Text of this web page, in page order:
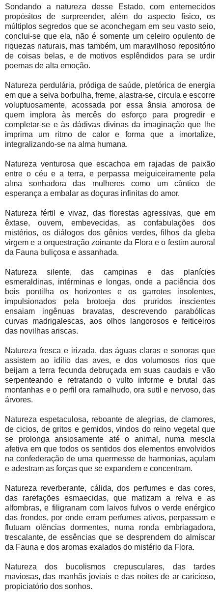
Sondando a natureza desse Estado, com enternecidos
propósitos de surpreender, além do aspecto físico, os
múltiplos segredos que se aconchegam em seu vasto seio,
conclui-se que ela, não é somente um celeiro opulento de
riquezas naturais, mas também, um maravilhoso repositório
de coisas belas, e de motivos esplêndidos para se urdir
poemas de alta emoção.
Natureza perdulária, pródiga de saúde, pletórica de energia
em que a seiva borbulha, freme, alastra-se, circula e escorre
voluptuosamente, acossada por essa ânsia amorosa de
quem implora às mercês do esforço para progredir e
completar-se e às dádivas divinas da imaginação que lhe
imprima um ritmo de calor e forma que a imortalize,
integralizando-se na alma humana.
Natureza venturosa que escachoa em rajadas de paixão
entre o céu e a terra, e perpassa meiguiceiramente pela
alma sonhadora das mulheres como um cântico de
esperança a embalar as doçuras infinitas do amor.
Natureza fértil e vivaz, das florestas agressivas, que em
êxtase, ouvem, embevecidas, as confabulações dos
mistérios, os diálogos dos gênios verdes, filhos da gleba
virgem e a orquestração zoinante da Flora e o festim auroral
da Fauna buliçosa e assanhada.
Natureza silente, das campinas e das planícies
esmeraldinas, intérminas e longas, onde a paciência dos
bois pontilha os horizontes e os garrotes insolentes,
impulsionados pela brotoeja dos pruridos inscientes
ensaiam ingênuas bravatas, descrevendo parabólicas
curvas madrigalescas, aos olhos langorosos e feiticeiros
das novilhas ariscas.
Natureza fresca e irizada, das águas claras e sonoras que
assistem ao idílio das aves, e dos volumosos rios que
beijam a terra fecunda debruçada em suas caudais e vão
serpenteando e retratando o vulto informe e brutal das
montanhas e o perfil ora ramalhudo, ora sutil e nervoso, das
árvores.
Natureza espetaculosa, reboante de alegrias, de clamores,
de cicios, de gritos e gemidos, vindos do reino vegetal que
se prolonga ansiosamente até o animal, numa mescla
afetiva em que todos os sentidos dos elementos envolvidos
na confederação de uma quermesse de harmonias, açulam
e adestram as forças que se expandem e concentram.
Natureza reverberante, cálida, dos perfumes e das cores,
das rarefações esmaecidas, que matizam a relva e as
alfombras, e filigranam com laivos fulvos o verde enérgico
das frondes, por onde erram perfumes ativos, perpassam e
flutuam olências dormentes, numa ronda embriagadora,
trescalante, de essências que se desprendem do almíscar
da Fauna e dos aromas exalados do mistério da Flora.
Natureza dos bucolismos crepusculares, das tardes
maviosas, das manhãs joviais e das noites de ar caricioso,
propiciatório dos sonhos.